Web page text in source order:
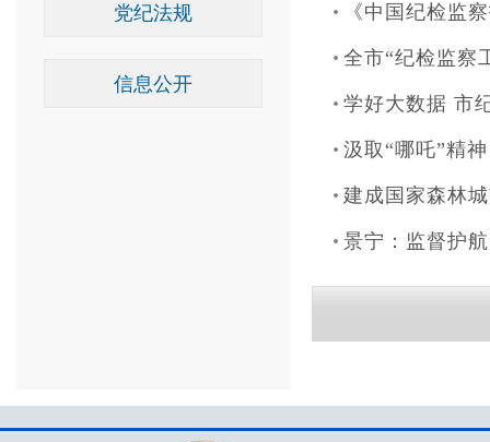
党纪法规
信息公开
《中国纪检监
全市“纪检监察
学好大数据 市
汲取“哪吒”精
建成国家森林
景宁：监督护